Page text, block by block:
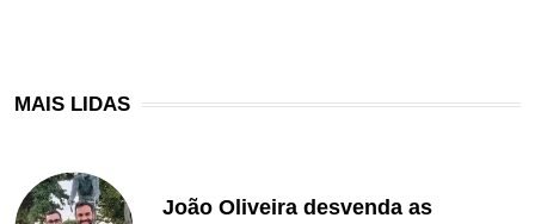
MAIS LIDAS
João Oliveira desvenda as